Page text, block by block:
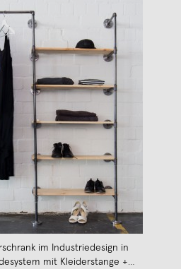
im Industriedesign in
mit Kleiderstange +